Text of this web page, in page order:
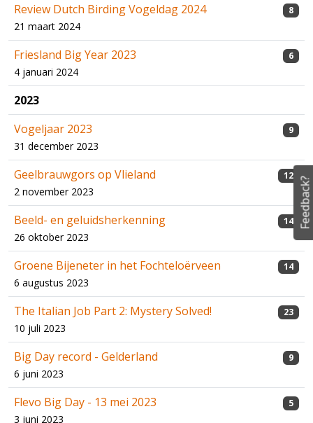
Review Dutch Birding Vogeldag 2024
21 maart 2024
8
Friesland Big Year 2023
4 januari 2024
6
2023
Vogeljaar 2023
31 december 2023
9
Geelbrauwgors op Vlieland
2 november 2023
12
Beeld- en geluidsherkenning
26 oktober 2023
14
Groene Bijeneter in het Fochteloërveen
6 augustus 2023
14
The Italian Job Part 2: Mystery Solved!
10 juli 2023
23
Big Day record - Gelderland
6 juni 2023
9
Flevo Big Day - 13 mei 2023
3 juni 2023
5
Feedback?